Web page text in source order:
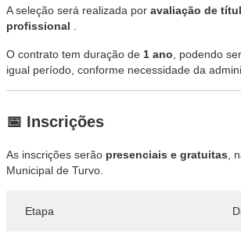
A seleção será realizada por avaliação de
profissional .
O contrato tem duração de 1 ano, podendo
igual período, conforme necessidade da
📅 Inscrições
As inscrições serão presenciais e gratuitas,
Municipal de Turvo.
Etapa